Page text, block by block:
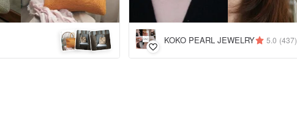
KOKO PEARL JEWELRY 5.0 (437)